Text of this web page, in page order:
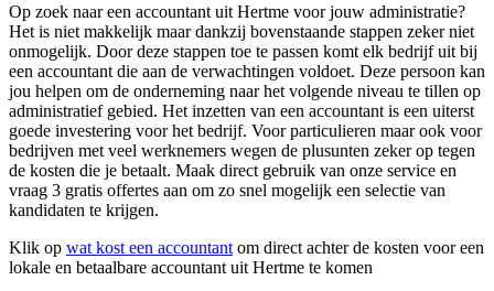
Op zoek naar een accountant uit Hertme voor jouw administratie?
Het is niet makkelijk maar dankzij bovenstaande stappen zeker niet
onmogelijk. Door deze stappen toe te passen komt elk bedrijf uit bij
een accountant die aan de verwachtingen voldoet. Deze persoon kan
jou helpen om de onderneming naar het volgende niveau te tillen op
administratief gebied. Het inzetten van een accountant is een uiterst
goede investering voor het bedrijf. Voor particulieren maar ook voor
bedrijven met veel werknemers wegen de plusunten zeker op tegen
de kosten die je betaalt. Maak direct gebruik van onze service en
vraag 3 gratis offertes aan om zo snel mogelijk een selectie van
kandidaten te krijgen.
Klik op wat kost een accountant om direct achter de kosten voor een
lokale en betaalbare accountant uit Hertme te komen